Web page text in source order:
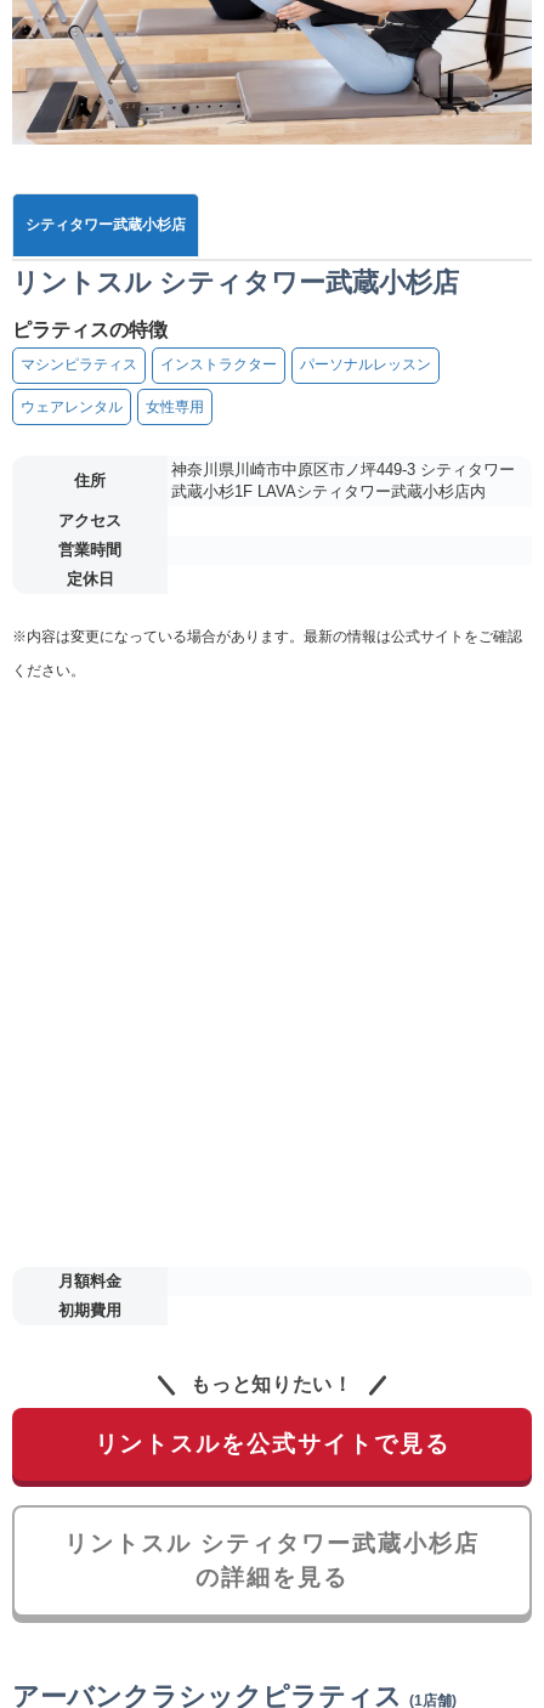
シティタワー武蔵小杉店
リントスル シティタワー武蔵小杉店
ピラティスの特徴
マシンピラティス インストラクター パーソナルレッスン
ウェアレンタル 女性専用
住所
神奈川県川崎市中原区市ノ坪449-3 シティタワー
武蔵小杉1F LAVAシティタワー武蔵小杉店内
アクセス
営業時間
定休日
※内容は変更になっている場合があります。最新の情報は公式サイトをご確認
ください。
月額料金
初期費用
もっと知りたい！
リントスルを公式サイトで見る
リントスル シティタワー武蔵小杉店
の詳細を見る
アーバンクラシックピラティス (1店舗)